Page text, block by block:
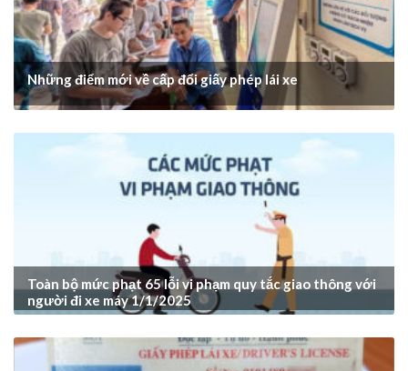
Những điểm mới về cấp đổi giấy phép lái xe
Toàn bộ mức phạt 65 lỗi vi phạm quy tắc giao thông với
người đi xe máy 1/1/2025